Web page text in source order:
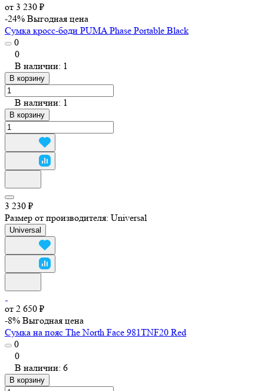
от 3 230 ₽
-24% Выгодная цена
Сумка кросс-боди PUMA Phase Portable Black
0
0
В наличии: 1
В корзину
В наличии: 1
В корзину
3 230 ₽
Размер от производителя: Universal
Universal
от 2 650 ₽
-8% Выгодная цена
Сумка на пояс The North Face 981TNF20 Red
0
0
В наличии: 6
В корзину